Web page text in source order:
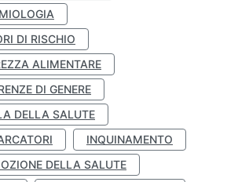
DI RISCHIO
ALIMENTARE
DI GENERE
DELLA SALUTE
INQUINAMENTO
DELLA SALUTE